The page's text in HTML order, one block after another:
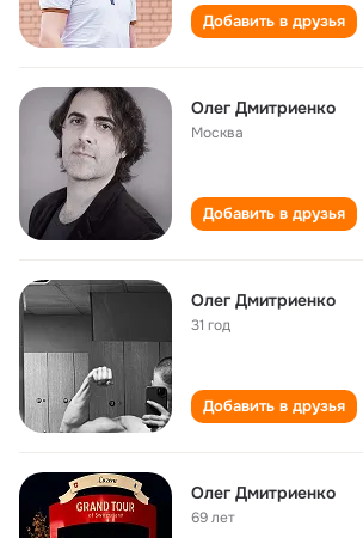
Добавить в друзья
Олег Дмитриенко
Москва
Добавить в друзья
Олег Дмитриенко
31 год
Добавить в друзья
Олег Дмитриенко
69 лет